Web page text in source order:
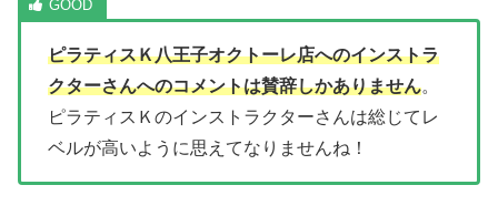
ピラティスＫ八王子オクトーレ店へのインストラ
クターさんへのコメントは賛辞しかありません。
ピラティスＫのインストラクターさんは総じてレ
ベルが高いように思えてなりませんね！